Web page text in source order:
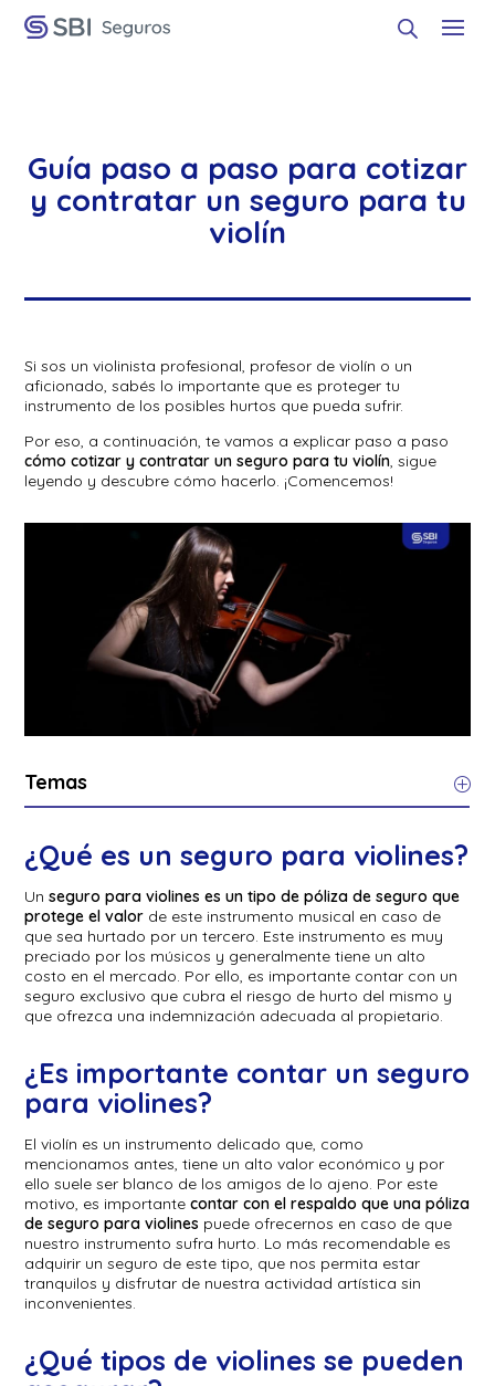
Guía paso a paso para cotizar
y contratar un seguro para tu
violín
Si sos un violinista profesional, profesor de violín o un
aficionado, sabés lo importante que es proteger tu
instrumento de los posibles hurtos que pueda sufrir.
Por eso, a continuación, te vamos a explicar paso a paso
cómo cotizar y contratar un seguro para tu violín, sigue
leyendo y descubre cómo hacerlo. ¡Comencemos!
Temas
¿Qué es un seguro para violines?
Unseguro para violines es un tipo de póliza de seguro que
protege el valor de este instrumento musical en caso de
que sea hurtado por un tercero. Este instrumento es muy
preciado por los músicos y generalmente tiene un alto
costo en el mercado. Por ello, es importante contar con un
seguro exclusivo que cubra el riesgo de hurto del mismo y
que ofrezca una indemnización adecuada al propietario.
¿Es importante contar un seguro
para violines?
El violín es un instrumento delicado que, como
mencionamos antes, tiene un alto valor económico y por
ello suele ser blanco de los amigos de lo ajeno. Por este
motivo, es importantecontar con el respaldo que una póliza
de seguro para violines puede ofrecernos en caso de que
nuestro instrumento sufra hurto. Lo más recomendable es
adquirir un seguro de este tipo, que nos permita estar
tranquilos y disfrutar de nuestra actividad artística sin
inconvenientes.
¿Qué tipos de violines se pueden